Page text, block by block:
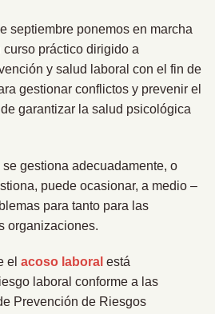
septiembre ponemos en marcha
curso práctico dirigido a
y salud laboral con el fin de
gestionar conflictos y prevenir el
garantizar la salud psicológica
ges­tiona adecuadamente, o
puede ocasionar, a medio –
para tanto para las
organizaciones.
el acoso laboral está
laboral conforme a las
Prevención de Riesgos